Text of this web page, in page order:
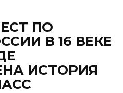
ПО
В 16 ВЕКЕ
ИСТОРИЯ